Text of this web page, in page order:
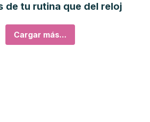
de tu rutina que del reloj
Cargar más...